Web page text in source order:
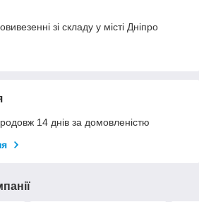
зі складу у місті Дніпро
14 днів за домовленістю